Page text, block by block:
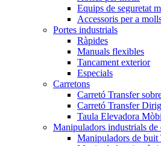
Equips de seguretat
Accessoris per a
Portes industrials
Ràpides
Manuals flexibles
Tancament exterior
Especials
Carretons
Carretó Transfer
Carretó Transfer
Taula Elevadora
Manipuladors industrials de
Manipuladors de